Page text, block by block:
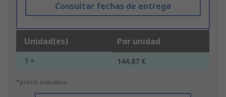
Consultar fechas de entrega
Unidad(es) Por unidad
1 + 144,87 €
*precio indicativo